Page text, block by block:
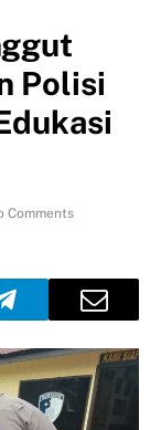
Polisi
Comments